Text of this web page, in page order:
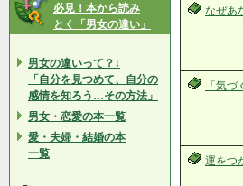
必見！本から読み
とく「男女の違い」
男女の違いって？↓
「自分を見つめて、自分の
感情を知ろう…その方法」
男女・恋愛の本一覧
愛・夫婦・結婚の本
一覧
なぜあ
「気
運をつ